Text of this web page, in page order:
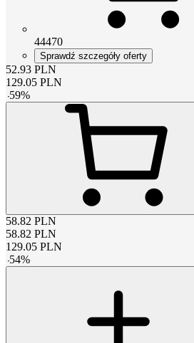
44470
Sprawdź szczegóły oferty
52.93 PLN
129.05 PLN
-59%
58.82 PLN
58.82 PLN
129.05 PLN
-54%